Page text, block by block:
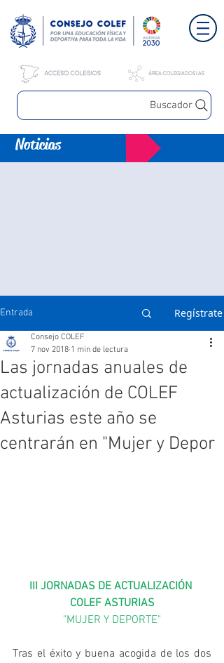
Buscador
Noticias
Entrada Regístrate
Las jornadas anuales de
actualización de COLEF
Asturias este año se
centrarán en "Mujer y Depor
Consejo COLEF
7 nov 2018 1 min de lectura
III JORNADAS DE ACTUALIZACIÓN
COLEF ASTURIAS
"MUJER Y DEPORTE"
Tras el éxito y buena acogida de los dos